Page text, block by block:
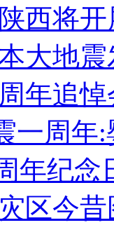
西将
大地
年追
一周
年纪
区今